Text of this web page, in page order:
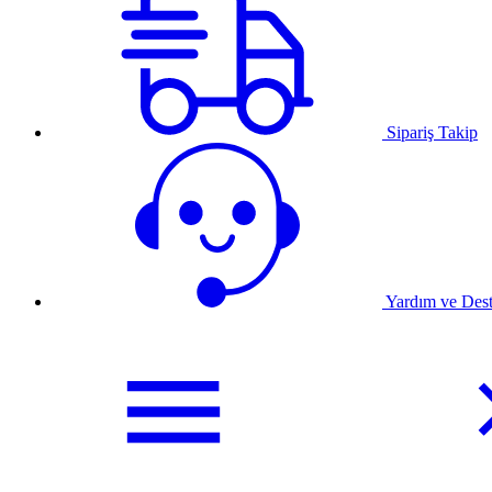
Sipariş Takip
Yardım ve